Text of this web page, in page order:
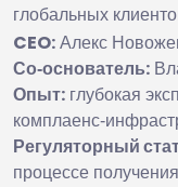
глобальных
CEO:Алекс
Со‑основатель:
Опыт: глубокая
Регуляторный
процессе получения